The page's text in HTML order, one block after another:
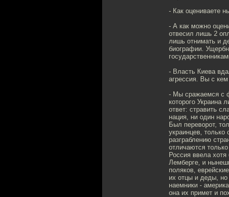
- Как оцениваете
- А как можно
отвесил лишь 2
лишь отнимать и
биографии.
- Власть Киева
агрессия. Вы с
- Мы сражаемся с
которого Украина
ответ: стравить
нация, ни один
Был переворот,
украинцев,
разграблению
отличаются
Россия ввела
Лемберге, и
поляков,
их отцы и деды,
наемники -
она их примет и